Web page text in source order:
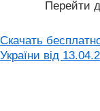
Перейти
Скачать
України від